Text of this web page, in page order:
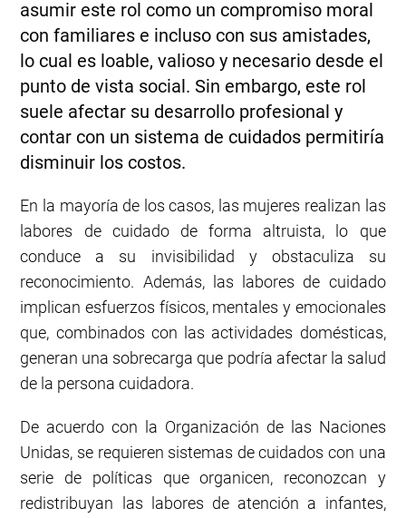
asumir este rol como un compromiso moral
con familiares e incluso con sus amistades,
lo cual es loable, valioso y necesario desde el
punto de vista social. Sin embargo, este rol
suele afectar su desarrollo profesional y
contar con un sistema de cuidados permitiría
disminuir los costos.
En la mayoría de los casos, las mujeres realizan las
labores de cuidado de forma altruista, lo que
conduce a su invisibilidad y obstaculiza su
reconocimiento. Además, las labores de cuidado
implican esfuerzos físicos, mentales y emocionales
que, combinados con las actividades domésticas,
generan una sobrecarga que podría afectar la salud
de la persona cuidadora.
De acuerdo con la Organización de las Naciones
Unidas, se requieren sistemas de cuidados con una
serie de políticas que organicen, reconozcan y
redistribuyan las labores de atención a infantes,